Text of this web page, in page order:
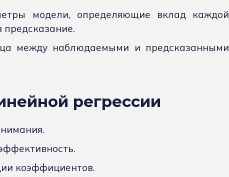
модели, определяющие вклад каждой
между наблюдаемыми и предсказанными
регрессии
коэффициентов.